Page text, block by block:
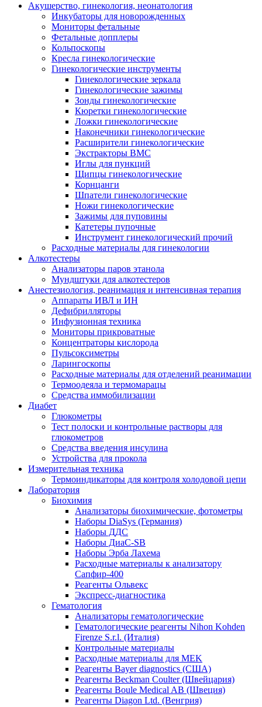
Акушерство, гинекология, неонатология
Инкубаторы для новорожденных
Мониторы фетальные
Фетальные допплеры
Кольпоскопы
Кресла гинекологические
Гинекологические инструменты
Гинекологические зеркала
Гинекологические зажимы
Зонды гинекологические
Кюретки гинекологические
Ложки гинекологические
Наконечники гинекологические
Расширители гинекологические
Экстракторы ВМС
Иглы для пункций
Щипцы гинекологические
Корнцанги
Шпатели гинекологические
Ножи гинекологические
Зажимы для пуповины
Катетеры пупочные
Инструмент гинекологический прочий
Расходные материалы для гинекологии
Алкотестеры
Анализаторы паров этанола
Мундштуки для алкотестеров
Анестезиология, реанимация и интенсивная терапия
Аппараты ИВЛ и ИН
Дефибрилляторы
Инфузионная техника
Мониторы прикроватные
Концентраторы кислорода
Пульсоксиметры
Ларингоскопы
Расходные материалы для отделений реанимации
Термоодеяла и термомарацы
Средства иммобилизации
Диабет
Глюкометры
Тест полоски и контрольные растворы для
глюкометров
Средства введения инсулина
Устройства для прокола
Измерительная техника
Термоиндикаторы для контроля холодовой цепи
Лаборатория
Биохимия
Анализаторы биохимические, фотометры
Наборы DiaSys (Германия)
Наборы ДДС
Наборы ДиаС-SB
Наборы Эрба Лахема
Расходные материалы к анализатору
Сапфир-400
Реагенты Ольвекс
Экспресс-диагностика
Гематология
Анализаторы гематологические
Гематологические реагенты Nihon Kohden
Firenze S.r.l. (Италия)
Контрольные материалы
Расходные материалы для MEK
Реагенты Bayer diagnostics (США)
Реагенты Beckman Coulter (Швейцария)
Реагенты Boule Medical AB (Швеция)
Реагенты Diagon Ltd. (Венгрия)